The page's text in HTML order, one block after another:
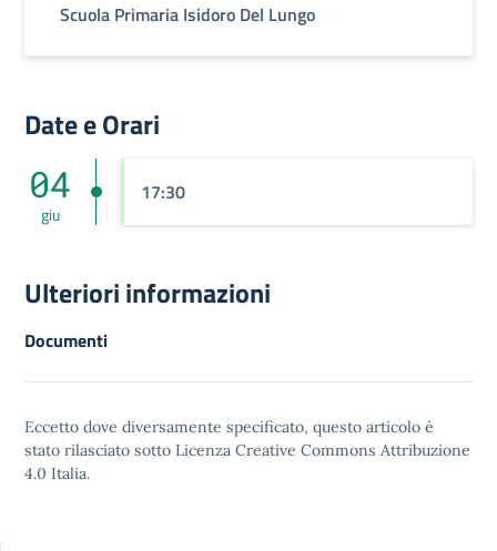
Scuola Primaria Isidoro Del Lungo
Date e Orari
04
giu
17:30
Ulteriori informazioni
Documenti
Eccetto dove diversamente specificato, questo articolo è
stato rilasciato sotto Licenza Creative Commons Attribuzione
4.0 Italia.